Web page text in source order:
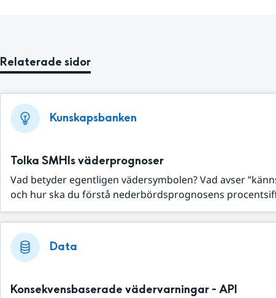
Relaterade sidor
Kunskapsbanken
Tolka SMHIs väderprognoser
Vad betyder egentligen vädersymbolen? Vad avser
och hur ska du förstå nederbördsprognosens
Data
Konsekvensbaserade vädervarningar - API